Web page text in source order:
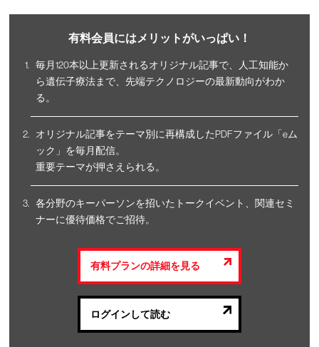
有料会員にはメリットがいっぱい！
毎月120本以上更新されるオリジナル記事で、人工知能か
ら遺伝子療法まで、先端テクノロジーの最新動向がわか
る。
オリジナル記事をテーマ別に再構成したPDFファイル「eム
ック」を毎月配信。
重要テーマが押さえられる。
各分野のキーパーソンを招いたトークイベント、関連セミ
ナーに優待価格でご招待。
有料プランの詳細を見る
ログインして読む